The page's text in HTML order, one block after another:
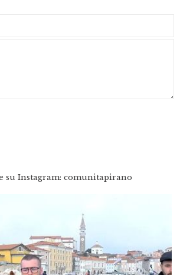
su Instagram: comunitapirano